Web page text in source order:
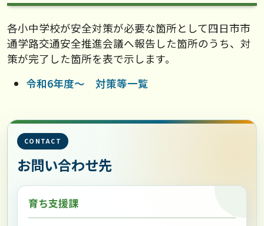
各小中学校が安全対策が必要な箇所として四日市市
通学路交通安全推進会議へ報告した箇所のうち、対
策が完了した箇所を表で示します。
令和6年度～ 対策等一覧
CONTACT
お問い合わせ先
育ち支援課